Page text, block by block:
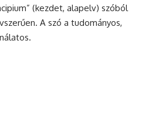
(kezdet, alapelv) szóból
A szó a tudományos,